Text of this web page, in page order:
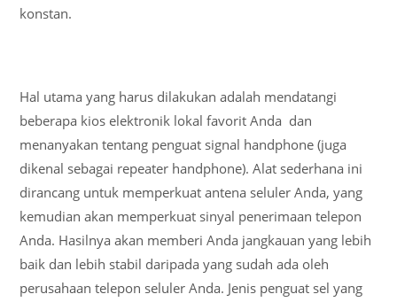
konstan.
Hal utama yang harus dilakukan adalah mendatangi
beberapa kios elektronik lokal favorit Anda dan
menanyakan tentang penguat signal handphone (juga
dikenal sebagai repeater handphone). Alat sederhana ini
dirancang untuk memperkuat antena seluler Anda, yang
kemudian akan memperkuat sinyal penerimaan telepon
Anda. Hasilnya akan memberi Anda jangkauan yang lebih
baik dan lebih stabil daripada yang sudah ada oleh
perusahaan telepon seluler Anda. Jenis penguat sel yang